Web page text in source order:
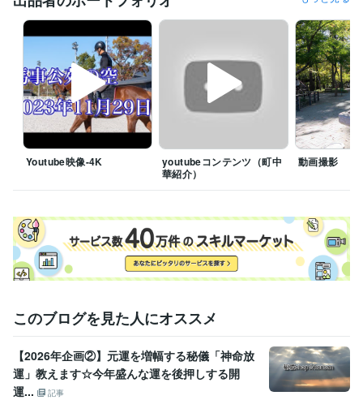
Youtube映像-4K
youtubeコンテンツ（町中
華紹介）
動画撮影
このブログを見た人にオススメ
【2026年企画②】元運を増幅する秘儀「神命放
運」教えます☆今年盛んな運を後押しする開
運...
記事